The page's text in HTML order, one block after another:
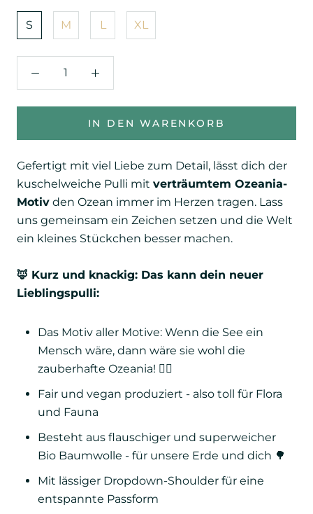
S M L XL
IN DEN WARENKORB
Gefertigt mit viel Liebe zum Detail, lässt dich der
kuschelweiche Pulli mit verträumtem Ozeania-
Motiv den Ozean immer im Herzen tragen. Lass
uns gemeinsam ein Zeichen setzen und die Welt
ein kleines Stückchen besser machen.
🦊 Kurz und knackig: Das kann dein neuer
Lieblingspulli:
Das Motiv aller Motive: Wenn die See ein
Mensch wäre, dann wäre sie wohl die
zauberhafte Ozeania! 🧜‍♀️
Fair und vegan produziert - also toll für Flora
und Fauna
Besteht aus flauschiger und superweicher
Bio Baumwolle - für unsere Erde und dich 🌳
Mit lässiger Dropdown-Shoulder für eine
entspannte Passform